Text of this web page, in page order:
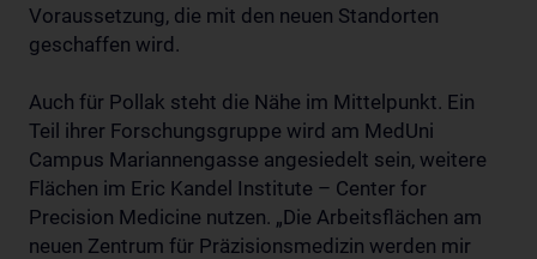
Voraussetzung, die mit den neuen Standorten
geschaffen wird.
Auch für Pollak steht die Nähe im Mittelpunkt. Ein
Teil ihrer Forschungsgruppe wird am MedUni
Campus Mariannengasse angesiedelt sein, weitere
Flächen im Eric Kandel Institute – Center for
Precision Medicine nutzen. „Die Arbeitsflächen am
neuen Zentrum für Präzisionsmedizin werden mir